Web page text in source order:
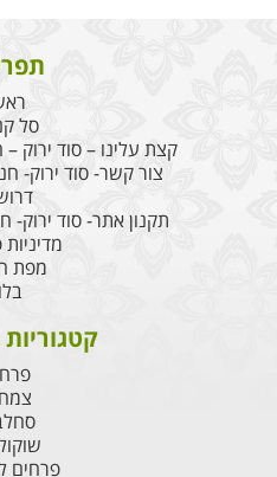
סל
קצת עלינו – סוד ירוק
צור קשר- סוד ירוק-
תקנון אתר- סוד ירוק-
מפת
פרחים